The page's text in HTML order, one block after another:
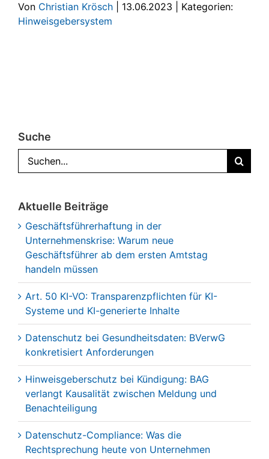
Von Christian Krösch 13.06.2023
Kategorien:
Hinweisgebersystem
Suche
Suche
nach:
Aktuelle Beiträge
Geschäftsführerhaftung in der
Unternehmenskrise: Warum neue
Geschäftsführer ab dem ersten Amtstag
handeln müssen
Art. 50 KI-VO: Transparenzpflichten für KI-
Systeme und KI-generierte Inhalte
Datenschutz bei Gesundheitsdaten: BVerwG
konkretisiert Anforderungen
Hinweisgeberschutz bei Kündigung: BAG
verlangt Kausalität zwischen Meldung und
Benachteiligung
Datenschutz-Compliance: Was die
Rechtsprechung heute von Unternehmen